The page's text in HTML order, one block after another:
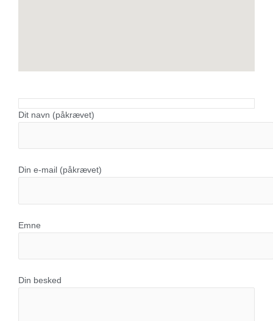
Dit navn (påkrævet)
Din e-mail (påkrævet)
Emne
Din besked